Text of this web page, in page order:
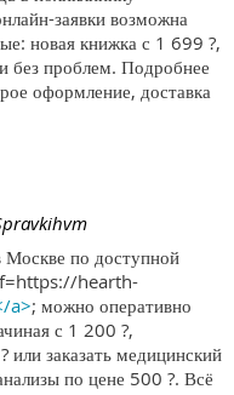
заявки возможна
новая книжка с 1 699 ?,
без проблем. Подробнее
оформление, доставка
по доступной
hearth-
a>; можно оперативно
с 1 200 ?,
заказать медицинский
по цене 500 ?. Всё